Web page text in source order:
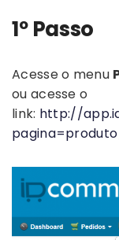
1º Passo
Acesse o menu
ou acesse o
link: http://